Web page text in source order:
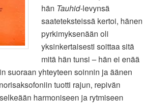
hän Tauhid-levynsä
saateteksteissä kertoi, hänen
pyrkimyksenään oli
yksinkertaisesti soittaa sitä
mitä hän tunsi – hän ei enää
suoraan yhteyteen soinnin ja äänen
tuotti rajun, repivän
harmoniseen ja rytmiseen